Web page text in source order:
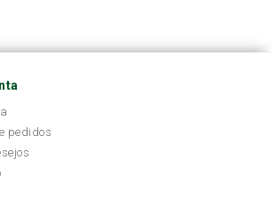
pedidos